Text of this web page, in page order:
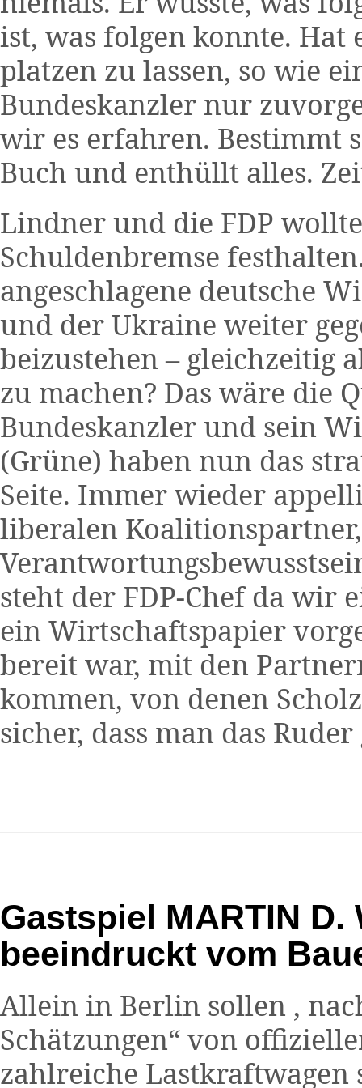
ist, was folgen konnte.
platzen zu lassen, so wie
Bundeskanzler nur
wir es erfahren. Bestimmt
Buch und enthüllt alles.
Lindner und die FDP
Schuldenbremse
angeschlagene deutsche
und der Ukraine weiter
beizustehen – gleichzeitig
zu machen? Das wäre die
Bundeskanzler und sein
(Grüne) haben nun das
Seite. Immer wieder
liberalen
steht der FDP-Chef da wir
ein Wirtschaftspapier
bereit war, mit den
kommen, von denen
sicher, dass man das
Gastspiel MARTIN
beeindruckt vom
Allein in Berlin sollen ,
Schätzungen“ von
zahlreiche Lastkraftwagen